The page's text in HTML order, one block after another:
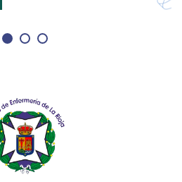
casos.
de Enfermería